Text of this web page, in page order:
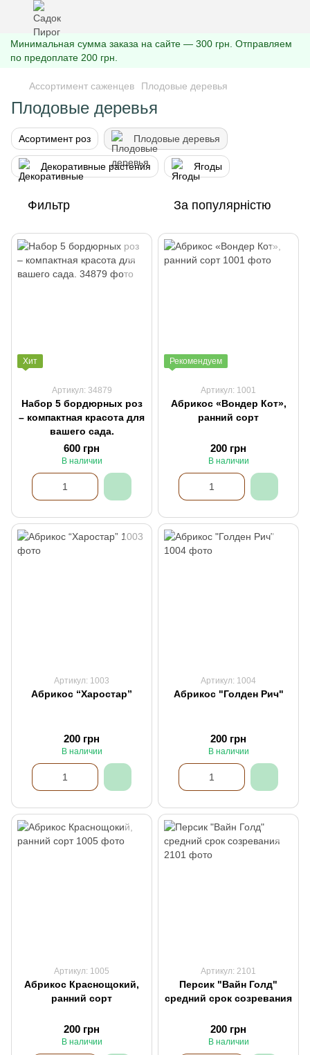
Минимальная сумма заказа на сайте — 300 грн. Отправляем
по предоплате 200 грн.
Ассортимент саженцев Плодовые деревья
Плодовые деревья
Асортимент роз Плодовые деревья
Декоративные растения Ягоды
Фильтр За популярністю
Хит
Артикул: 34879
Набор 5 бордюрных роз
– компактная красота для
вашего сада.
600 грн
В наличии
Рекомендуем
Артикул: 1001
Абрикос «Вондер Кот»,
ранний сорт
200 грн
В наличии
Артикул: 1003
Абрикос “Харостар”
200 грн
В наличии
Артикул: 1004
Абрикос "Голден Рич"
200 грн
В наличии
Артикул: 1005
Абрикос Краснощокий,
ранний сорт
200 грн
В наличии
Артикул: 2101
Персик "Вайн Голд"
средний срок созревания
200 грн
В наличии